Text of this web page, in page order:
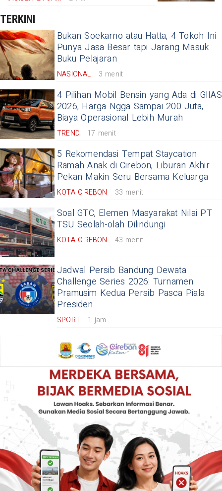
TERKINI
Bukan Soekarno atau Hatta, 4 Tokoh Ini
Punya Jasa Besar tapi Jarang Masuk
Buku Pelajaran
NASIONAL 3 menit
4 Pilihan Mobil Bensin yang Ada di GIIAS
2026, Harga Ngga Sampai 200 Juta,
Biaya Operasional Lebih Murah
TREND 17 menit
5 Rekomendasi Tempat Staycation
Ramah Anak di Cirebon, Liburan Akhir
Pekan Makin Seru Bersama Keluarga
KOTA CIREBON 33 menit
Soal GTC, Elemen Masyarakat Nilai PT
TSU Seolah-olah Dilindungi
KOTA CIREBON 43 menit
Jadwal Persib Bandung Dewata
Challenge Series 2026: Turnamen
Pramusim Kedua Persib Pasca Piala
Presiden
SPORT 1 jam